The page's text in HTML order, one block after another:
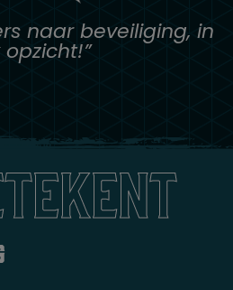
naar beveiliging, in
opzicht!”